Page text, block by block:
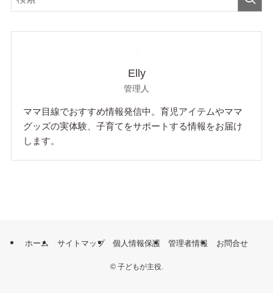
Elly
管理人
ママ目線でおすすめ情報発信中。育児アイテムやママ
グッズの実体験、子育てをサポートする情報をお届け
します。
ホーム サイトマップ 個人情報保護 管理者情報 お問合せ
©子どもが主役.